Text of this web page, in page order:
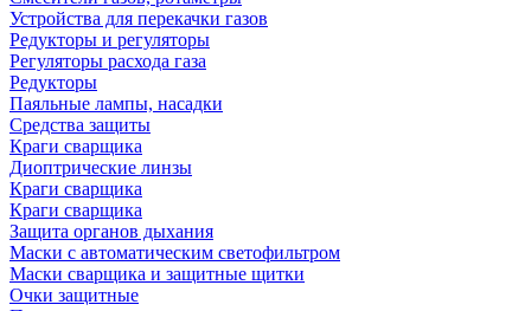
Устройства для перекачки газов
Редукторы и регуляторы
Регуляторы расхода газа
Редукторы
Паяльные лампы, насадки
Средства защиты
Краги сварщика
Диоптрические линзы
Краги сварщика
Краги сварщика
Защита органов дыхания
Маски с автоматическим светофильтром
Маски сварщика и защитные щитки
Очки защитные